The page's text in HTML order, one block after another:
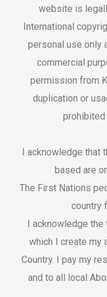
website is
International
personal use only
commercial
permission from
duplication or
I acknowledge that
based are
The First Nations
country
I acknowledge
which I create my
Country. I pay my
and to all local